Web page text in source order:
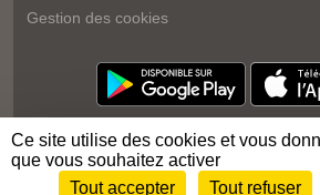
Gestion des cookies
Envie de participer ?
Ce site utilise des cookies et vous
que vous souhaitez activer
Tout accepter
Tout refuser